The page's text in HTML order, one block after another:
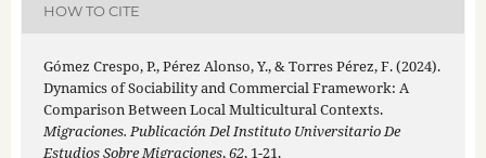
HOW TO CITE
Gómez Crespo, P., Pérez Alonso, Y., & Torres Pérez, F. (2024).
Dynamics of Sociability and Commercial Framework: A
Comparison Between Local Multicultural Contexts.
Migraciones. Publicación Del Instituto Universitario De
Estudios Sobre Migraciones,62, 1-21.